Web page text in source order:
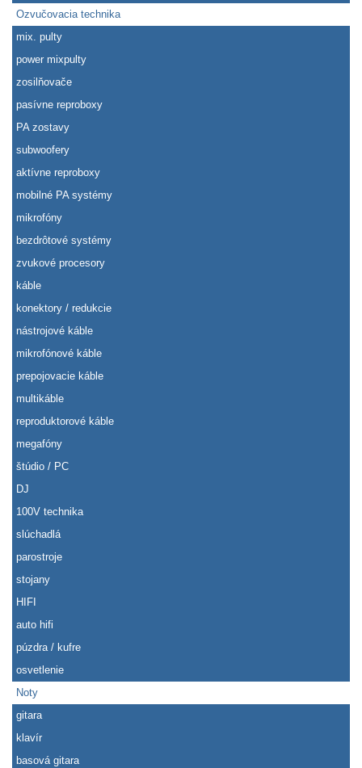
Ozvučovacia technika
mix. pulty
power mixpulty
zosilňovače
pasívne reproboxy
PA zostavy
subwoofery
aktívne reproboxy
mobilné PA systémy
mikrofóny
bezdrôtové systémy
zvukové procesory
káble
konektory / redukcie
nástrojové káble
mikrofónové káble
prepojovacie káble
multikáble
reproduktorové káble
megafóny
štúdio / PC
DJ
100V technika
slúchadlá
parostroje
stojany
HIFI
auto hifi
púzdra / kufre
osvetlenie
Noty
gitara
klavír
basová gitara